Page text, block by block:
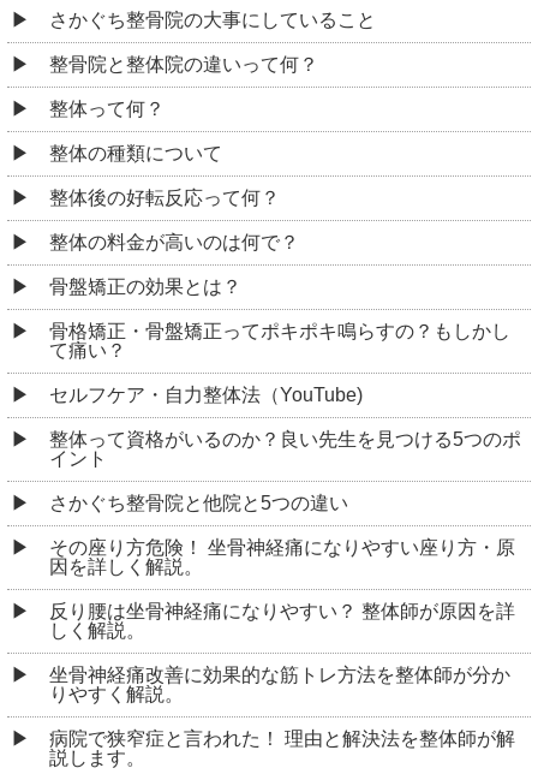
さかぐち整骨院の大事にしていること
整骨院と整体院の違いって何？
整体って何？
整体の種類について
整体後の好転反応って何？
整体の料金が高いのは何で？
骨盤矯正の効果とは？
骨格矯正・骨盤矯正ってポキポキ鳴らすの？もしかし
て痛い？
セルフケア・自力整体法（YouTube)
整体って資格がいるのか？良い先生を見つける5つのポ
イント
さかぐち整骨院と他院と5つの違い
その座り方危険！ 坐骨神経痛になりやすい座り方・原
因を詳しく解説。
反り腰は坐骨神経痛になりやすい？ 整体師が原因を詳
しく解説。
坐骨神経痛改善に効果的な筋トレ方法を整体師が分か
りやすく解説。
病院で狭窄症と言われた！ 理由と解決法を整体師が解
説します。